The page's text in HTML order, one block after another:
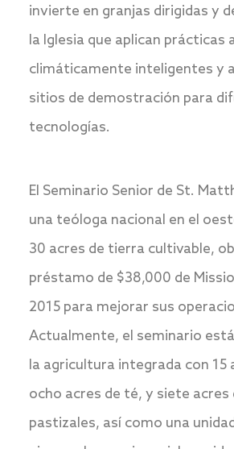
invierte en granjas dirigidas y
la Iglesia que aplican prácticas
climáticamente inteligentes y
sitios de demostración para
tecnologías.
El Seminario Senior de St.
una teóloga nacional en el
30 acres de tierra cultivable,
préstamo de $38,000 de
2015 para mejorar sus
Actualmente, el seminario
la agricultura integrada con 15
ocho acres de té, y siete acres
pastizales, así como una